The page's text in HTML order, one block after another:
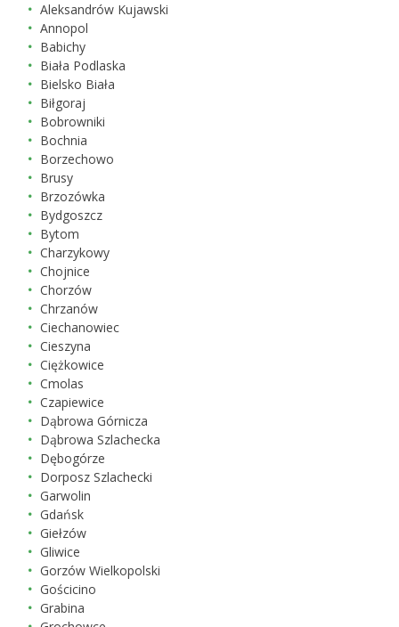
Aleksandrów Kujawski
Annopol
Babichy
Biała Podlaska
Bielsko Biała
Biłgoraj
Bobrowniki
Bochnia
Borzechowo
Brusy
Brzozówka
Bydgoszcz
Bytom
Charzykowy
Chojnice
Chorzów
Chrzanów
Ciechanowiec
Cieszyna
Ciężkowice
Cmolas
Czapiewice
Dąbrowa Górnicza
Dąbrowa Szlachecka
Dębogórze
Dorposz Szlachecki
Garwolin
Gdańsk
Giełzów
Gliwice
Gorzów Wielkopolski
Gościcino
Grabina